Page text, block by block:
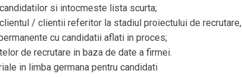
si intocmeste lista scurta;
/ clientii referitor la stadiul proiectului de recrutare,
cu candidatii aflati in proces;
de recrutare in baza de date a firmei.
in limba germana pentru candidati